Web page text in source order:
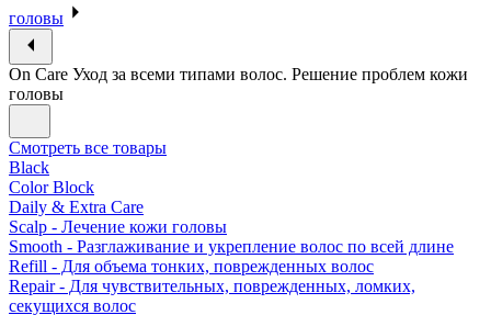
головы
On Care Уход за всеми типами волос. Решение проблем кожи
головы
Смотреть все товары
Black
Color Block
Daily & Extra Care
Scalp - Лечение кожи головы
Smooth - Разглаживание и укрепление волос по всей длине
Refill - Для объема тонких, поврежденных волос
Repair - Для чувствительных, поврежденных, ломких,
секущихся волос